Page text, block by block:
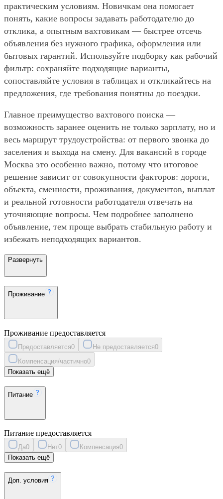
практическим условиям. Новичкам она помогает
понять, какие вопросы задавать работодателю до
отклика, а опытным вахтовикам — быстрее отсечь
объявления без нужного графика, оформления или
бытовых гарантий. Используйте подборку как рабочий
фильтр: сохраняйте подходящие варианты,
сопоставляйте условия в таблицах и откликайтесь на
предложения, где требования понятны до поездки.
Главное преимущество вахтового поиска —
возможность заранее оценить не только зарплату, но и
весь маршрут трудоустройства: от первого звонка до
заселения и выхода на смену. Для вакансий в городе
Москва это особенно важно, потому что итоговое
решение зависит от совокупности факторов: дороги,
объекта, сменности, проживания, документов, выплат
и реальной готовности работодателя отвечать на
уточняющие вопросы. Чем подробнее заполнено
объявление, тем проще выбрать стабильную работу и
избежать неподходящих вариантов.
Развернуть
Проживание
Проживание предоставляется
Предоставляется0 Не предоставляется0
Компенсация/частично0
Показать ещё
Питание
Питание предоставляется
Да0 Нет0 Компенсация0
Показать ещё
Доп. условия